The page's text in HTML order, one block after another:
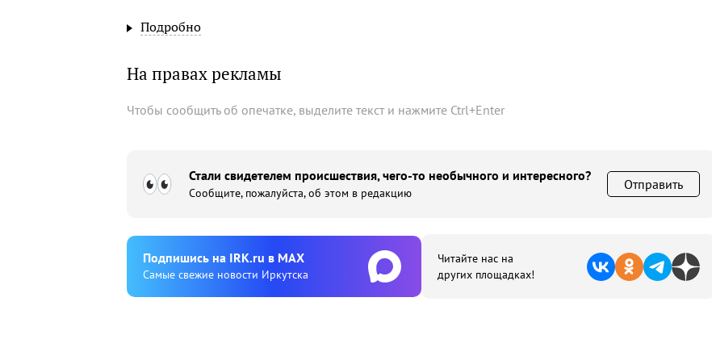
Подробно
На правах рекламы
Чтобы сообщить об опечатке, выделите текст и нажмите Ctrl+Enter
Стали свидетелем происшествия, чего-то необычного и интересного?
Сообщите, пожалуйста, об этом в редакцию
Отправить
Подпишиcь на IRK.ru в MAX
Cамые свежие новости Иркутска
Читайте нас на
других площадках!